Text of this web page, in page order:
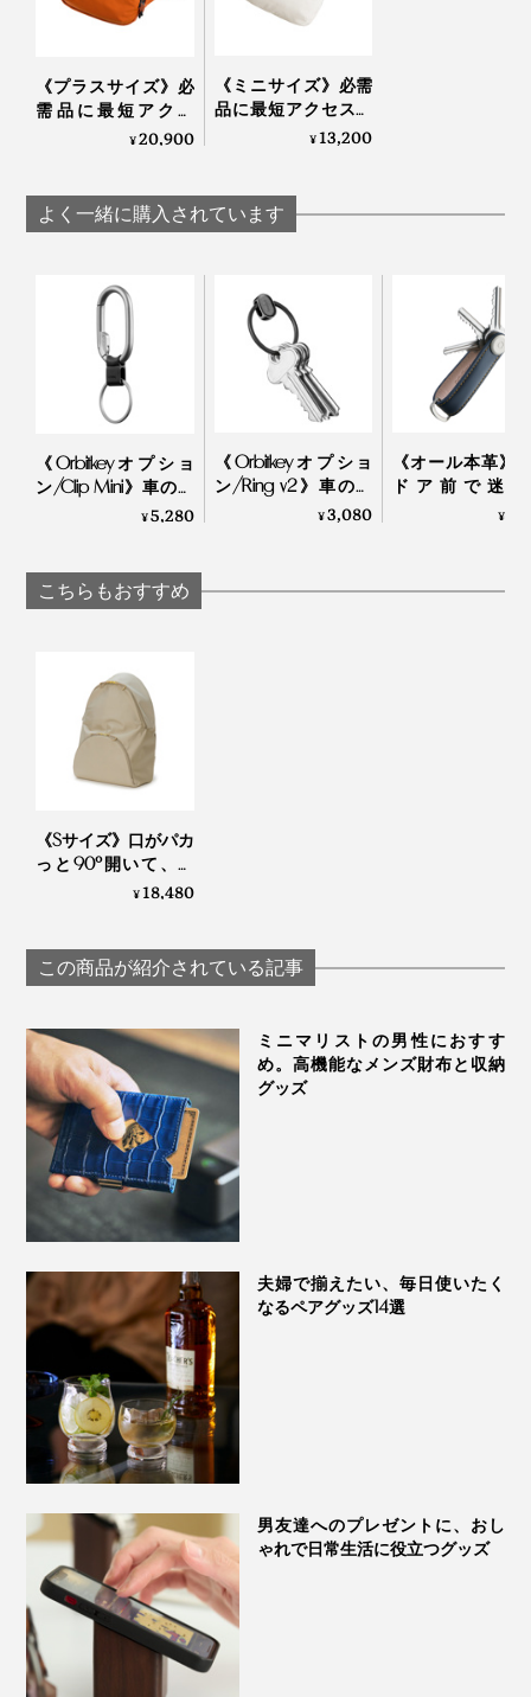
《プラスサイズ》必
需品に最短アクセ
ス、誰でも整理上手
¥20,900
《ミニサイズ》必需
品に最短アクセス、
誰でも整理上手にな
¥13,200
よく一緒に購入されています
《Orbitkeyオプショ
ン/Clip Mini》車のカ
ギや電子キーをスマ
ーリング|Orbitkey
¥5,280
《Orbitkeyオプショ
ン/Ring v2》車のカ
ギや電子キーをスマ
¥3,080
《オール本革》
ドア前で迷
い。“鍵収納”を
¥
こちらもおすすめ
《Sサイズ》口がパカ
っと90°開いて、荷
物が見える、出し入
mayumasa
¥18,480
この商品が紹介されている記事
ミニマリストの男性におすす
め。高機能なメンズ財布と収納
グッズ
夫婦で揃えたい、毎日使いたく
なるペアグッズ14選
男友達へのプレゼントに、おし
ゃれで日常生活に役立つグッズ